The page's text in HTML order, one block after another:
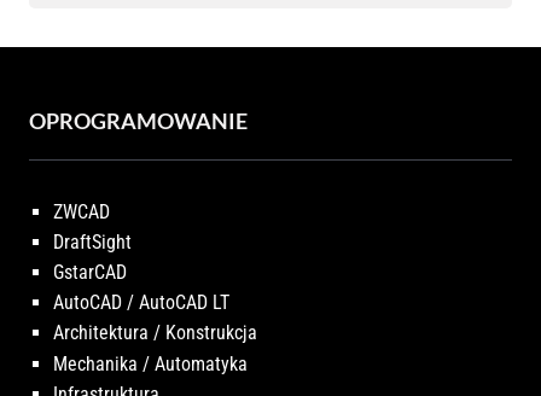
OPROGRAMOWANIE
ZWCAD
DraftSight
GstarCAD
AutoCAD / AutoCAD LT
Architektura / Konstrukcja
Mechanika / Automatyka